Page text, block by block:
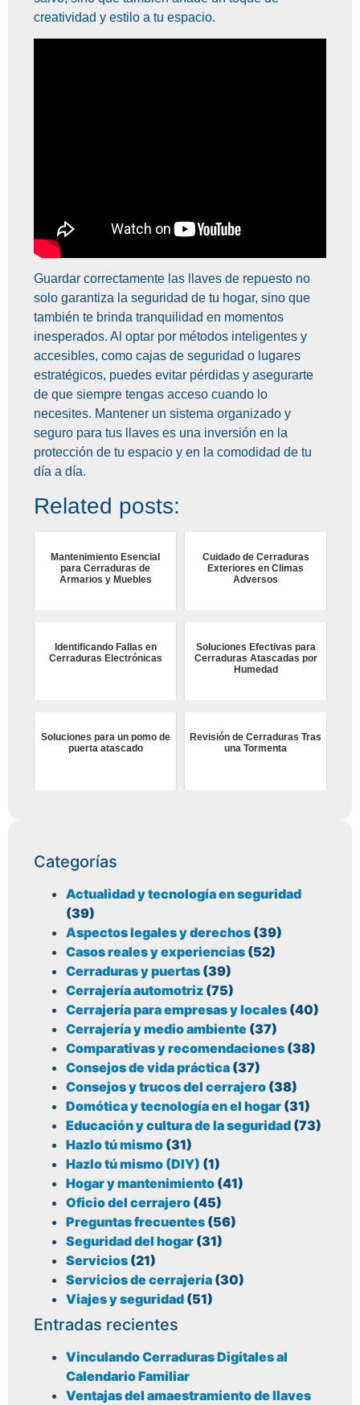
creatividad y estilo a tu espacio.
Guardar correctamente las llaves de repuesto no
solo garantiza la seguridad de tu hogar, sino que
también te brinda tranquilidad en momentos
inesperados. Al optar por métodos inteligentes y
accesibles, como cajas de seguridad o lugares
estratégicos, puedes evitar pérdidas y asegurarte
de que siempre tengas acceso cuando lo
necesites. Mantener un sistema organizado y
seguro para tus llaves es una inversión en la
protección de tu espacio y en la comodidad de tu
día a día.
Related posts:
Mantenimiento Esencial
para Cerraduras de
Armarios y Muebles
Cuidado de Cerraduras
Exteriores en Climas
Adversos
Identificando Fallas en
Cerraduras Electrónicas
Soluciones Efectivas para
Cerraduras Atascadas por
Humedad
Soluciones para un pomo de
puerta atascado
Revisión de Cerraduras Tras
una Tormenta
Categorías
Actualidad y tecnología en seguridad
(39)
Aspectos legales y derechos (39)
Casos reales y experiencias (52)
Cerraduras y puertas (39)
Cerrajería automotriz (75)
Cerrajería para empresas y locales (40)
Cerrajería y medio ambiente (37)
Comparativas y recomendaciones (38)
Consejos de vida práctica (37)
Consejos y trucos del cerrajero (38)
Domótica y tecnología en el hogar (31)
Educación y cultura de la seguridad (73)
Hazlo tú mismo (31)
Hazlo tú mismo (DIY) (1)
Hogar y mantenimiento (41)
Oficio del cerrajero (45)
Preguntas frecuentes (56)
Seguridad del hogar (31)
Servicios (21)
Servicios de cerrajería (30)
Viajes y seguridad (51)
Entradas recientes
Vinculando Cerraduras Digitales al
Calendario Familiar
Ventajas del amaestramiento de llaves